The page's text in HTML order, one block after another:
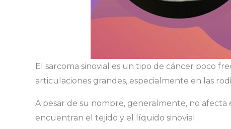
El sarcoma sinovial es un tipo de cáncer poco
articulaciones grandes, especialmente en las
A pesar de su nombre, generalmente, no
encuentran el tejido y el líquido sinovial.